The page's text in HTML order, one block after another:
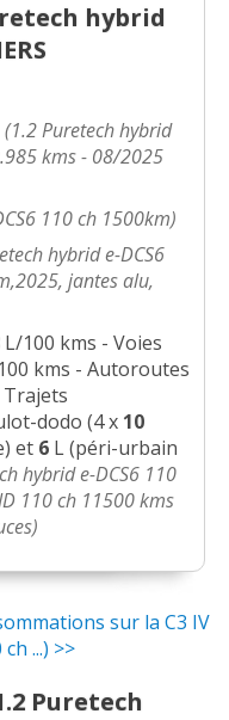
hybrid
(1.2 Puretech hybrid
kms - 08/2025
110 ch 1500km)
hybrid e-DCS6
jantes alu,
L/100 kms - Voies
kms - Autoroutes
Trajets
dodo (4 x 10
et 6 L (péri-urbain
hybrid e-DCS6 110
110 ch 11500 kms
sur la C3 IV
...) >>
Puretech